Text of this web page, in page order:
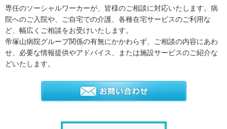
専任のソーシャルワーカーが、皆様のご相談に対応いたします。病
院へのご入院や、ご自宅での介護、各種在宅サービスのご利用な
ど、幅広くご相談をお受けいたします。
帝塚山病院グループ関係の有無にかかわらず、ご相談の内容にあわ
せ、必要な情報提供やアドバイス、または施設サービスのご紹介な
どいたします。